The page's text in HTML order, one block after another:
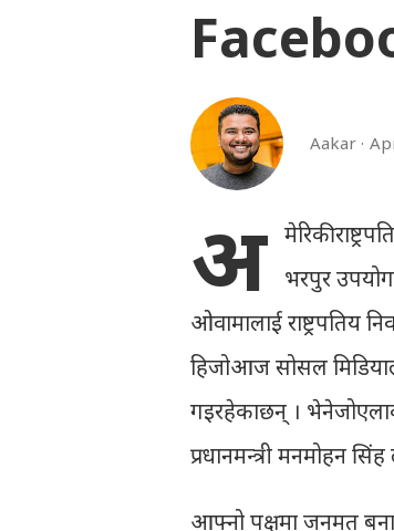
Aakar
अ मेरिकी
भरपुर
ओवामालाई राष्ट्रपतिय
हिजोआज सोसल
गइरहेकाछन् ।
प्रधानमन्त्री मनमोहन
आफ्नो पक्षमा जनमत